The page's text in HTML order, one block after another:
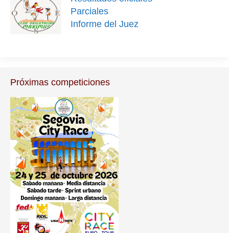
Parciales
Informe del Juez
Próximas competiciones